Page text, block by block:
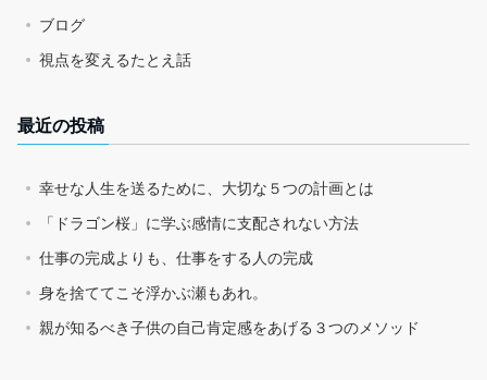
ブログ
視点を変えるたとえ話
最近の投稿
幸せな人生を送るために、大切な５つの計画とは
「ドラゴン桜」に学ぶ感情に支配されない方法
仕事の完成よりも、仕事をする人の完成
身を捨ててこそ浮かぶ瀬もあれ。
親が知るべき子供の自己肯定感をあげる３つのメソッド